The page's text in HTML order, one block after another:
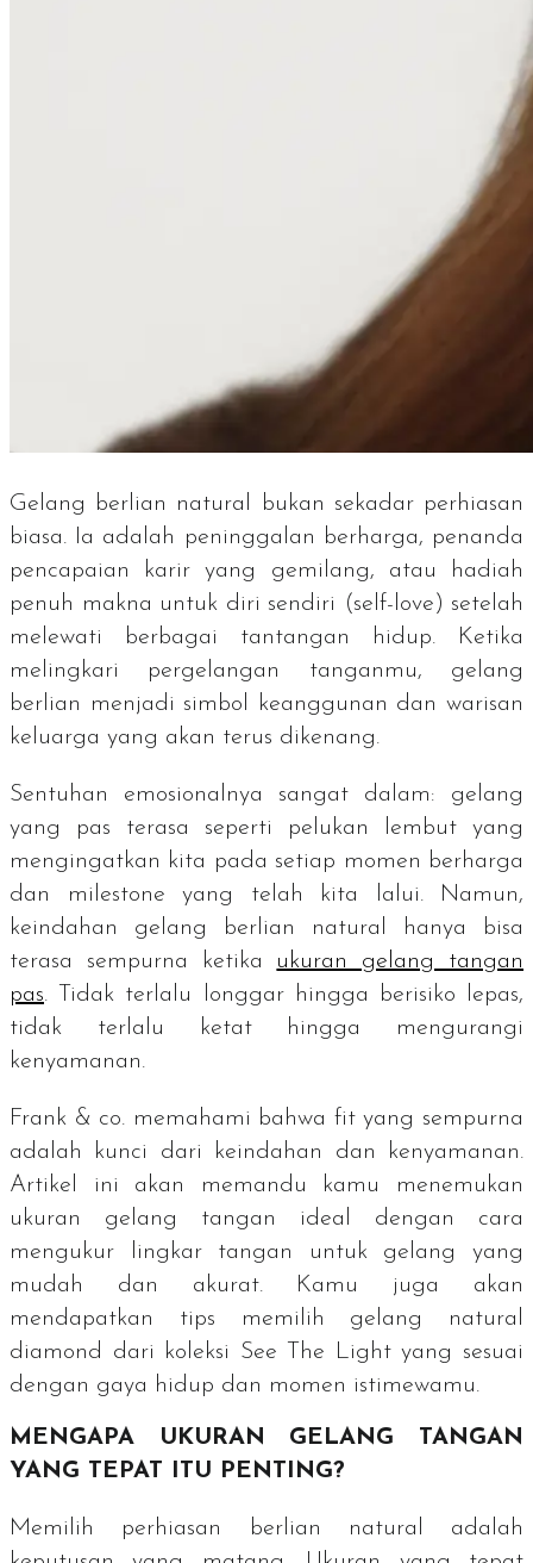
Gelang berlian natural
bukan sekadar perhiasan
biasa. Ia adalah peninggalan berharga, penanda
pencapaian karir yang gemilang, atau hadiah
penuh makna untuk diri sendiri (self-love ) setelah
melewati berbagai tantangan hidup. Ketika
melingkari pergelangan tanganmu, gelang
berlian menjadi simbol keanggunan dan warisan
keluarga yang akan terus dikenang.
Sentuhan emosionalnya sangat dalam: gelang
yang pas terasa seperti pelukan lembut yang
mengingatkan kita pada setiap momen berharga
dan
milestone yang telah kita lalui. Namun,
keindahan gelang berlian natural
hanya bisa
terasa sempurna ketika ukuran gelang tangan
pas. Tidak terlalu longgar hingga berisiko lepas,
tidak terlalu ketat hingga mengurangi
kenyamanan.
Frank & co. memahami bahwa fityang sempurna
adalah kunci dari keindahan dan kenyamanan.
Artikel ini akan memandu kamu menemukan
ukuran gelang tangan ideal dengan cara
mengukur lingkar tangan untuk gelang yang
mudah dan akurat. Kamu juga akan
mendapatkan tips memilih gelang natural
diamond
dari koleksi See The Lightyang sesuai
dengan gaya hidup dan momen istimewamu.
MENGAPA UKURAN GELANG TANGAN
YANG TEPAT ITU PENTING?
Memilih perhiasan berlian natural adalah